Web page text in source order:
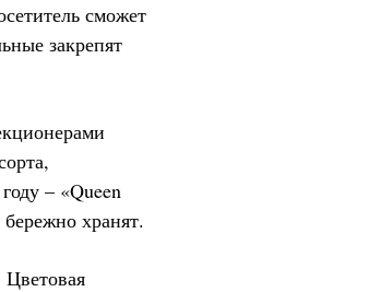
сможет
закрепят
– «Queen
хранят.